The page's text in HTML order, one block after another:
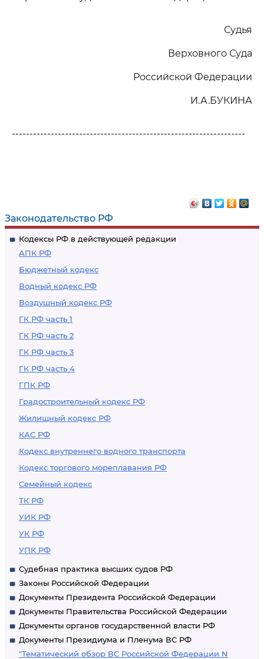
Законодательство РФ
Кодексы РФ в действующей редакции
АПК РФ
Бюджетный кодекс
Водный кодекс РФ
Воздушный кодекс РФ
ГК РФ часть 1
ГК РФ часть 2
ГК РФ часть 3
ГК РФ часть 4
ГПК РФ
Градостроительный кодекс РФ
Жилищный кодекс РФ
КАС РФ
Кодекс внутреннего водного транспорта
Кодекс торгового мореплавания РФ
Семейный кодекс
ТК РФ
УИК РФ
УК РФ
УПК РФ
Судебная практика высших судов РФ
Законы Российской Федерации
Документы Президента Российской Федерации
Документы Правительства Российской Федерации
Документы органов государственной власти РФ
Документы Президиума и Пленума ВС РФ
"Тематический обзор ВС Российской Федерации N
Судья
Верховного Суда
Российской Федерации
И.А.БУКИНА
------------------------------------------------------------------